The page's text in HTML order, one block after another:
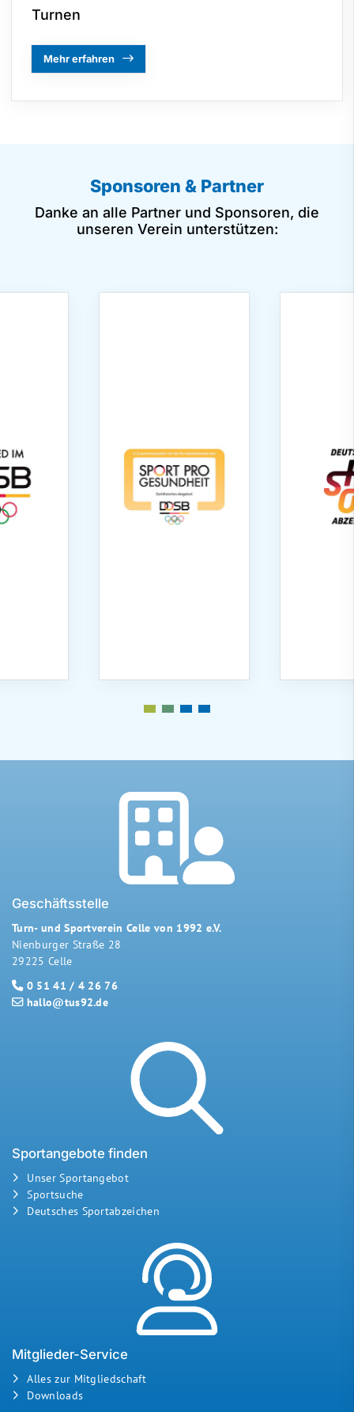
Turnen
Mehr erfahren
Sponsoren & Partner
Danke an alle Partner und Sponsoren, die
unseren Verein unterstützen:
Geschäftsstelle
Turn- und Sportverein Celle von 1992 e.V.
Nienburger Straße 28
29225 Celle
0 51 41 / 4 26 76
hallo@tus92.de
Sportangebote finden
Unser Sportangebot
Sportsuche
Deutsches Sportabzeichen
Mitglieder-Service
Alles zur Mitgliedschaft
Downloads